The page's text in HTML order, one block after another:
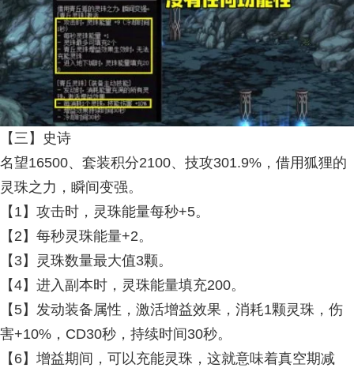
【三】史诗
名望16500、套装积分2100、技攻301.9%，借用狐狸的
灵珠之力，瞬间变强。
【1】攻击时，灵珠能量每秒+5。
【2】每秒灵珠能量+2。
【3】灵珠数量最大值3颗。
【4】进入副本时，灵珠能量填充200。
【5】发动装备属性，激活增益效果，消耗1颗灵珠，伤
害+10%，CD30秒，持续时间30秒。
【6】增益期间，可以充能灵珠，这就意味着真空期减